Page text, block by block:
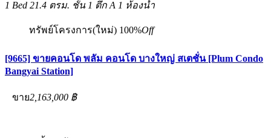
1 Bed 21.4 ตรม. ชั้น 1 ตึก A 1 ห้องน้ำ
ทรัพย์โครงการ(ใหม่) 100%Off
[9665] ขายคอนโด พลัม คอนโด บางใหญ่ สเตชั่น [Plum Condo
Bangyai Station]
ขาย2,163,000 ฿